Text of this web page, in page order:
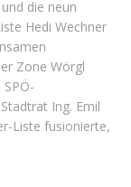
die neun
Hedi Wechner
Zone Wörgl
Ing. Emil
Liste fusionierte,